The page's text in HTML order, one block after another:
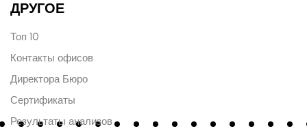
ДРУГОЕ
Топ 10
Контакты офисов
Директора Бюро
Сертификаты
Результаты анализов